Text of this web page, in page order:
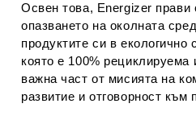
Освен това, Energizer прави
опазването на околната
продуктите си в екологично
която е 100%
важна част от мисията на
развитие и отговорност към